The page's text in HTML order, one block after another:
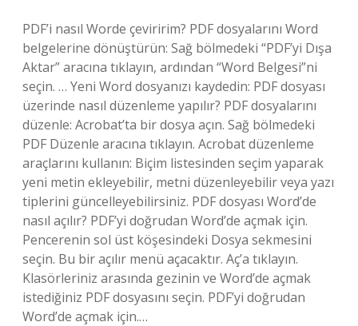
PDF’i nasıl Worde çeviririm? PDF dosyalarını Word
belgelerine dönüştürün: Sağ bölmedeki “PDF’yi Dışa
Aktar” aracına tıklayın, ardından “Word Belgesi”ni
seçin. … Yeni Word dosyanızı kaydedin: PDF dosyası
üzerinde nasıl düzenleme yapılır? PDF dosyalarını
düzenle: Acrobat’ta bir dosya açın. Sağ bölmedeki
PDF Düzenle aracına tıklayın. Acrobat düzenleme
araçlarını kullanın: Biçim listesinden seçim yaparak
yeni metin ekleyebilir, metni düzenleyebilir veya yazı
tiplerini güncelleyebilirsiniz. PDF dosyası Word’de
nasıl açılır? PDF’yi doğrudan Word’de açmak için.
Pencerenin sol üst köşesindeki Dosya sekmesini
seçin. Bu bir açılır menü açacaktır. Aç’a tıklayın.
Klasörleriniz arasında gezinin ve Word’de açmak
istediğiniz PDF dosyasını seçin. PDF’yi doğrudan
Word’de açmak için.…